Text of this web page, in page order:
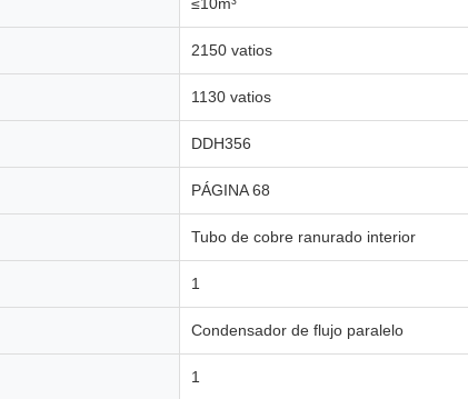
2150 vatios
1130 vatios
DDH356
PÁGINA 68
Tubo de cobre ranurado interior
1
Condensador de flujo paralelo
1